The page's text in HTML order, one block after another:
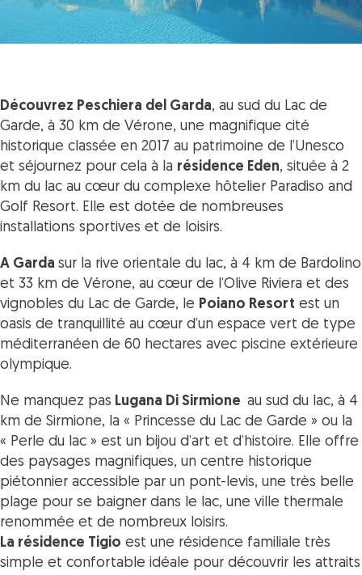
Découvrez Peschiera del Garda, au sud du Lac de
Garde, à 30 km de Vérone, une magnifique cité
historique classée en 2017 au patrimoine de l’Unesco
et séjournez pour cela à la résidence Eden, située à 2
km du lac au cœur du complexe hôtelier Paradiso and
Golf Resort. Elle est dotée de nombreuses
installations sportives et de loisirs.
A Garda sur la rive orientale du lac, à 4 km de Bardolino
et 33 km de Vérone, au cœur de l’Olive Riviera et des
vignobles du Lac de Garde, le Poiano Resort est un
oasis de tranquillité au cœur d’un espace vert de type
méditerranéen de 60 hectares avec piscine extérieure
olympique.
Ne manquez pas Lugana Di Sirmione au sud du lac, à 4
km de Sirmione, la « Princesse du Lac de Garde » ou la
« Perle du lac » est un bijou d’art et d’histoire. Elle offre
des paysages magnifiques, un centre historique
piétonnier accessible par un pont-levis, une très belle
plage pour se baigner dans le lac, une ville thermale
renommée et de nombreux loisirs.
La résidence Tigio est une résidence familiale très
simple et confortable idéale pour découvrir les attraits